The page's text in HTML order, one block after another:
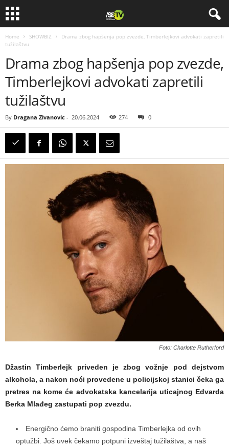
Home SHOWBIZ
Drama zbog hapšenja pop zvezde, Timberlejkovi advokati zapretili
tužilaštvu
Drama zbog hapšenja pop zvezde,
Timberlejkovi advokati zapretili
tužilaštvu
By Dragana Zivanovic - 20.06.2024 274 0
Foto: Charlotte Rutherford
Džastin Timberlejk priveden je zbog vožnje pod dejstvom
alkohola, a nakon noći provedene u policijskoj stanici čeka ga
pretres na kome će advokatska kancelarija uticajnog Edvarda
Berka Mlađeg zastupati pop zvezdu.
Energično ćemo braniti gospodina Timberlejka od ovih
optužbi. Još uvek čekamo potpuni izveštaj tužilaštva, a naš